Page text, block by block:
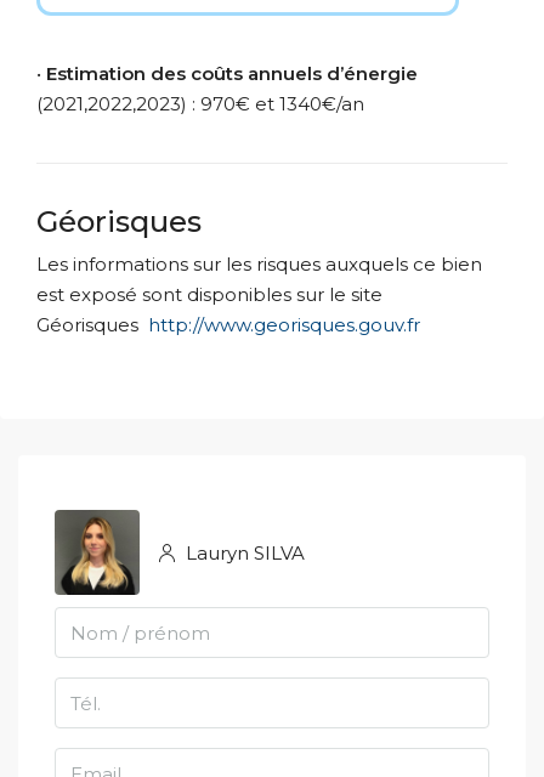
• Estimation des coûts annuels d’énergie
(2021,2022,2023) : 970€ et 1340€/an
Géorisques
Les informations sur les risques auxquels ce bien
est exposé sont disponibles sur le site
Géorisques http://www.georisques.gouv.fr
Lauryn SILVA